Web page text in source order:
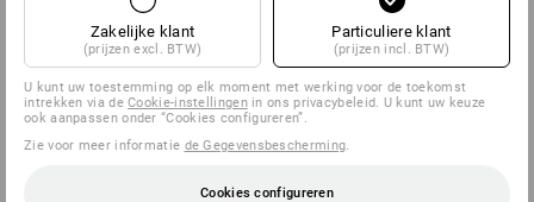
SERVICE 02 400 27 64
Zakelijke klant
(prijzen excl. BTW)
Particuliere klant
(prijzen incl. BTW)
U kunt uw toestemming op elk moment met werking voor de toekomst
intrekken via deCookie-instellingenin ons privacybeleid. U kunt uw keuze
ook aanpassen onder “Cookies configureren”.
Zie voor meer informatie de Gegevensbescherming.
Cookies configureren